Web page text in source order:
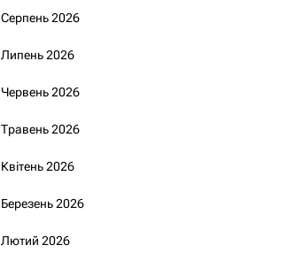
Серпень 2026
Липень 2026
Червень 2026
Травень 2026
Квітень 2026
Березень 2026
Лютий 2026